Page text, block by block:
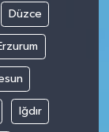
Düzce
Iğdır